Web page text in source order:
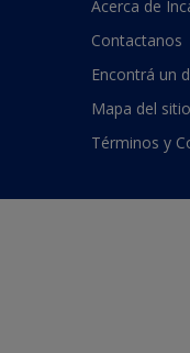
Acerca de
Contactanos
Encontrá un
Mapa del sitio
Términos y